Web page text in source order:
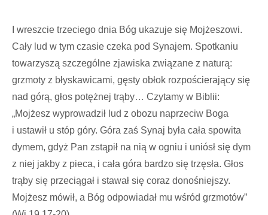
I wreszcie trzeciego dnia Bóg ukazuje się Mojżeszowi.
Cały lud w tym czasie czeka pod Synajem. Spotkaniu
towarzyszą szczególne zjawiska związane z naturą:
grzmoty z błyskawicami, gęsty obłok rozpościerający się
nad górą, głos potężnej trąby… Czytamy w Biblii:
„Mojżesz wyprowadził lud z obozu naprzeciw Boga
i ustawił u stóp góry. Góra zaś Synaj była cała spowita
dymem, gdyż Pan zstąpił na nią w ogniu i uniósł się dym
z niej jakby z pieca, i cała góra bardzo się trzęsła. Głos
trąby się przeciągał i stawał się coraz donośniejszy.
Mojżesz mówił, a Bóg odpowiadał mu wśród grzmotów”